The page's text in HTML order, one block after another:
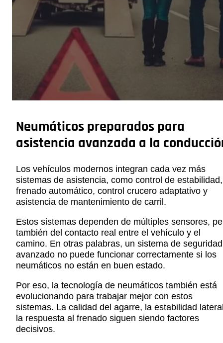
Neumáticos preparados para
asistencia avanzada a la
Los vehículos modernos integran cada vez más
sistemas de asistencia, como control de estabilidad,
frenado automático, control crucero adaptativo y
asistencia de mantenimiento de carril.
Estos sistemas dependen de múltiples sensores,
también del contacto real entre el vehículo y el
camino. En otras palabras, un sistema de seguridad
avanzado no puede funcionar correctamente si los
neumáticos no están en buen estado.
Por eso, la tecnología de neumáticos también está
evolucionando para trabajar mejor con estos
sistemas. La calidad del agarre, la estabilidad
la respuesta al frenado siguen siendo factores
decisivos.